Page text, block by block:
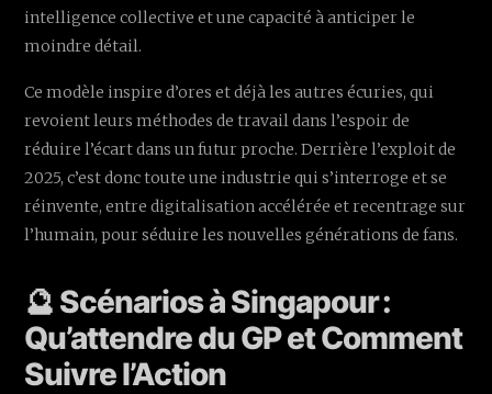
intelligence collective et une capacité à anticiper le
moindre détail.
Ce modèle inspire d’ores et déjà les autres écuries, qui
revoient leurs méthodes de travail dans l’espoir de
réduire l’écart dans un futur proche. Derrière l’exploit de
2025, c’est donc toute une industrie qui s’interroge et se
réinvente, entre digitalisation accélérée et recentrage sur
l’humain, pour séduire les nouvelles générations de fans.
🔮 Scénarios à Singapour :
Qu’attendre du GP et Comment
Suivre l’Action